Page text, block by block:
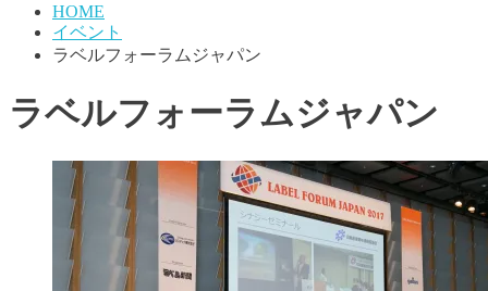
HOME
イベント
ラベルフォーラムジャパン
ラベルフォーラムジャパン